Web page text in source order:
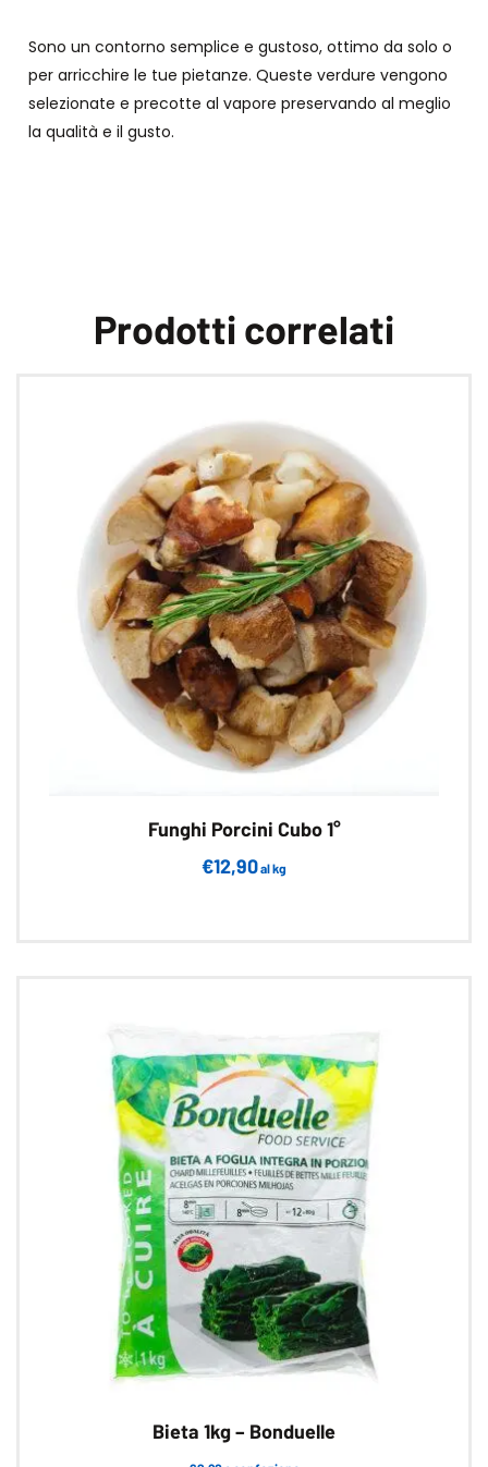
Sono un contorno semplice e gustoso, ottimo da solo o
per arricchire le tue pietanze. Queste verdure vengono
selezionate e precotte al vapore preservando al meglio
la qualità e il gusto.
Prodotti correlati
Funghi Porcini Cubo 1°
€12,90al kg
Bieta 1kg – Bonduelle